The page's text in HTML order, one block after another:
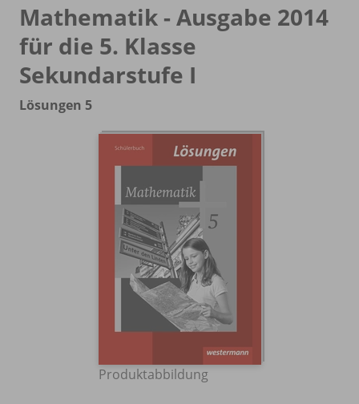
Mathematik - Ausgabe 2014
für die 5. Klasse
Sekundarstufe I
Lösungen 5
Produktabbildung